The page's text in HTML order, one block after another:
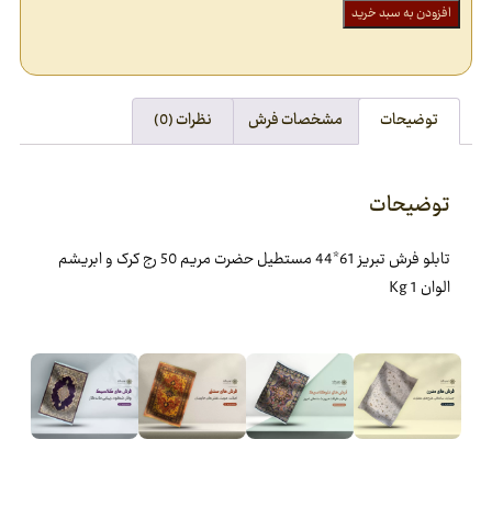
افزودن به سبد خرید
توضیحات مشخصات فرش نظرات (0)
توضیحات
تابلو فرش تبريز 61*44 مستطيل حضرت مريم 50 رج کرک و ابريشم
الوان Kg 1